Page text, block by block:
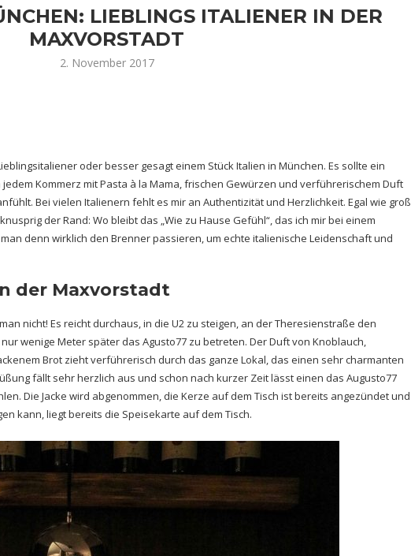
LIEBLINGS ITALIENER IN DER
MAXVORSTADT
2. November 2017
oder besser gesagt einem Stück Italien in München. Es sollte ein
Kommerz mit Pasta à la Mama, frischen Gewürzen und verführerischem Duft
Bei vielen Italienern fehlt es mir an Authentizität und Herzlichkeit. Egal wie groß
der Rand: Wo bleibt das „Wie zu Hause Gefühl“, das ich mir bei einem
denn wirklich den Brenner passieren, um echte italienische Leidenschaft und
der Maxvorstadt
nicht! Es reicht durchaus, in die U2 zu steigen, an der Theresienstraße den
wenige Meter später das Agusto77 zu betreten. Der Duft von Knoblauch,
Brot zieht verführerisch durch das ganze Lokal, das einen sehr charmanten
fällt sehr herzlich aus und schon nach kurzer Zeit lässt einen das Augusto77
Die Jacke wird abgenommen, die Kerze auf dem Tisch ist bereits angezündet und
kann, liegt bereits die Speisekarte auf dem Tisch.